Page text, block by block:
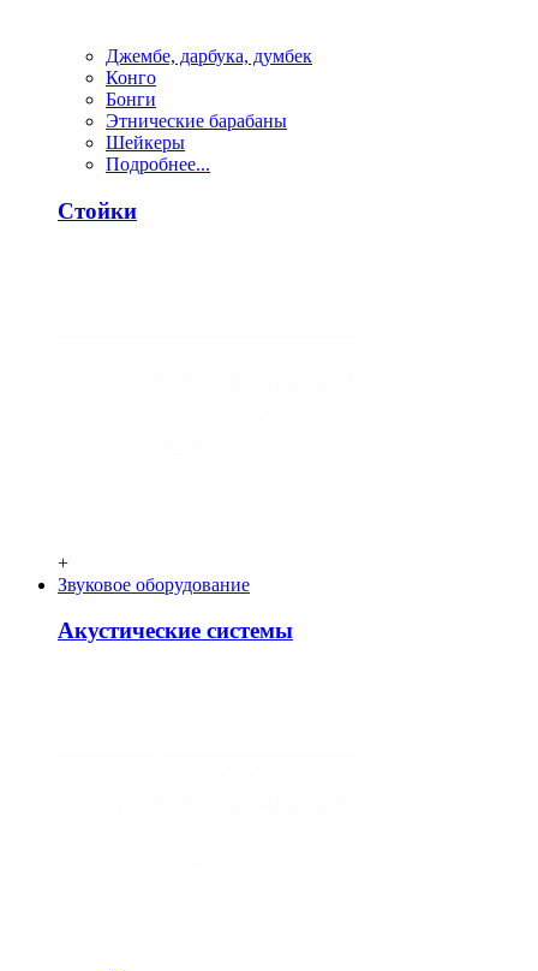
Джембе, дарбука, думбек
Конго
Бонги
Этнические барабаны
Шейкеры
Подробнее...
Стойки
+
Звуковое оборудование
Акустические системы